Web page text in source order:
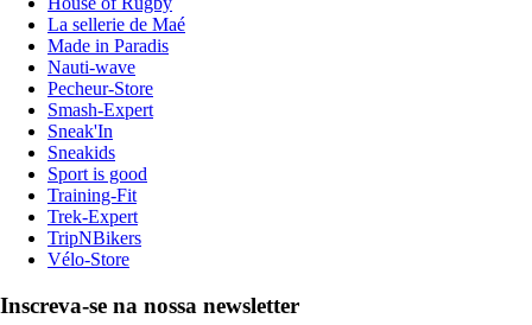
La sellerie de Maé
Made in Paradis
Nauti-wave
Pecheur-Store
Smash-Expert
Sneak'In
Sneakids
Sport is good
Training-Fit
Trek-Expert
TripNBikers
Vélo-Store
Inscreva-se na nossa newsletter